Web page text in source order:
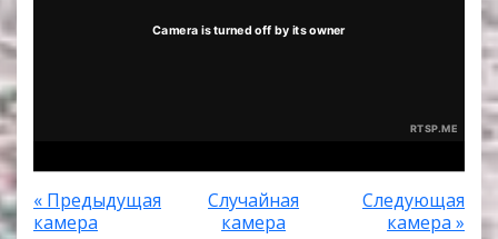
« Предыдущая
камера
Случайная
камера
Следующая
камера »